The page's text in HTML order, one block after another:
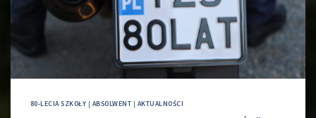
80-LECIA SZKOŁY | ABSOLWENT | AKTUALNOŚCI